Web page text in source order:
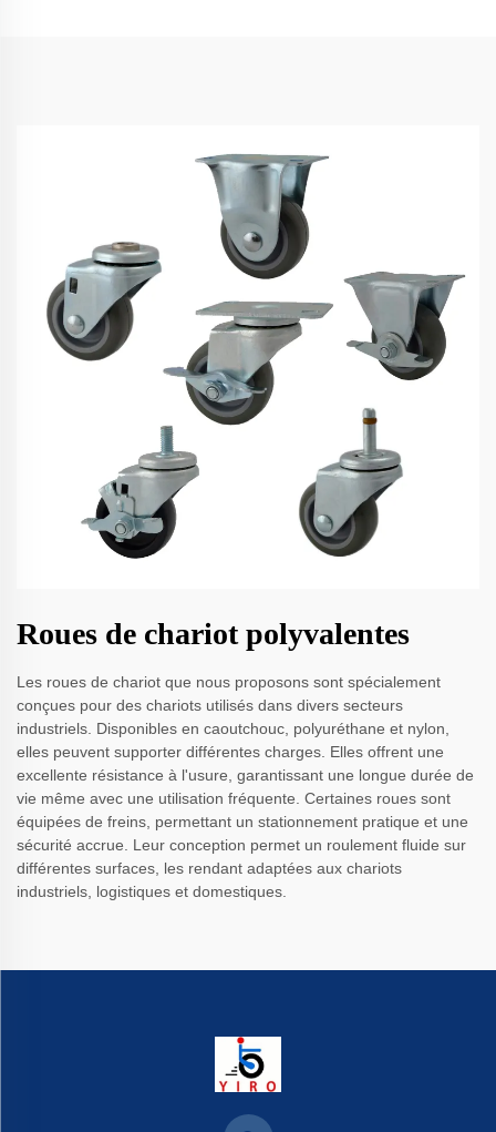
Roues de chariot polyvalentes
Les roues de chariot que nous proposons sont spécialement
conçues pour des chariots utilisés dans divers secteurs
industriels. Disponibles en caoutchouc, polyuréthane et nylon,
elles peuvent supporter différentes charges. Elles offrent une
excellente résistance à l'usure, garantissant une longue durée de
vie même avec une utilisation fréquente. Certaines roues sont
équipées de freins, permettant un stationnement pratique et une
sécurité accrue. Leur conception permet un roulement fluide sur
différentes surfaces, les rendant adaptées aux chariots
industriels, logistiques et domestiques.